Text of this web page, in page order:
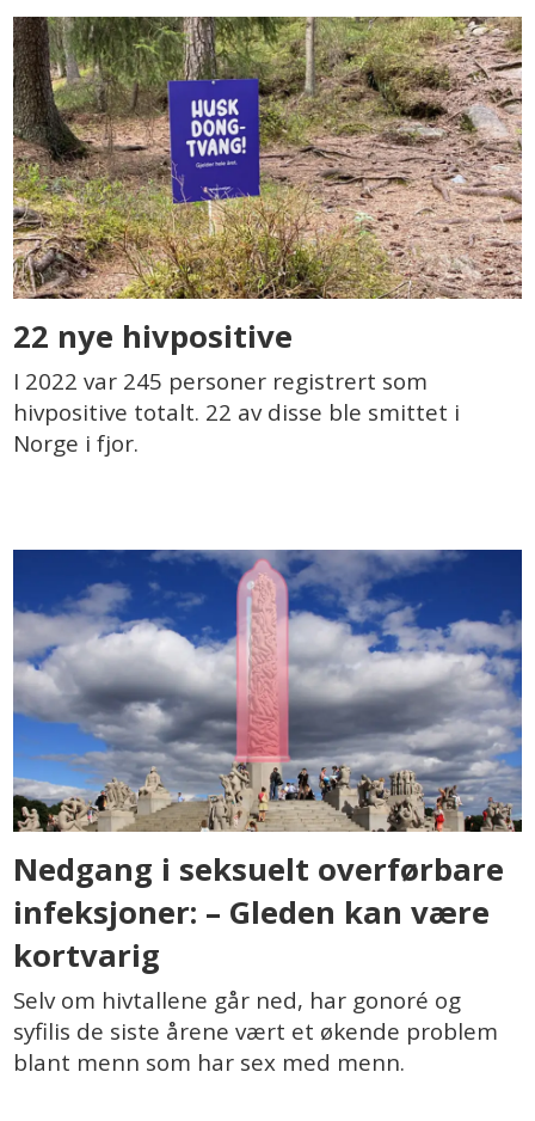
22 nye hivpositive
I 2022 var 245 personer registrert som
hivpositive totalt. 22 av disse ble smittet i
Norge i fjor.
Nedgang i seksuelt overførbare
infeksjoner: – Gleden kan være
kortvarig
Selv om hivtallene går ned, har gonoré og
syfilis de siste årene vært et økende problem
blant menn som har sex med menn.